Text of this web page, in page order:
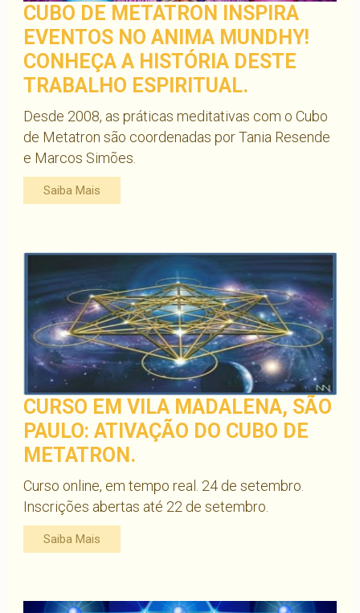
CUBO DE METATRON INSPIRA
EVENTOS NO ANIMA MUNDHY!
CONHEÇA A HISTÓRIA DESTE
TRABALHO ESPIRITUAL.
Desde 2008, as práticas meditativas com o Cubo
de Metatron são coordenadas por Tania Resende
e Marcos Simões.
Saiba Mais
CURSO EM VILA MADALENA, SÃO
PAULO: ATIVAÇÃO DO CUBO DE
METATRON.
Curso online, em tempo real. 24 de setembro.
Inscrições abertas até 22 de setembro.
Saiba Mais